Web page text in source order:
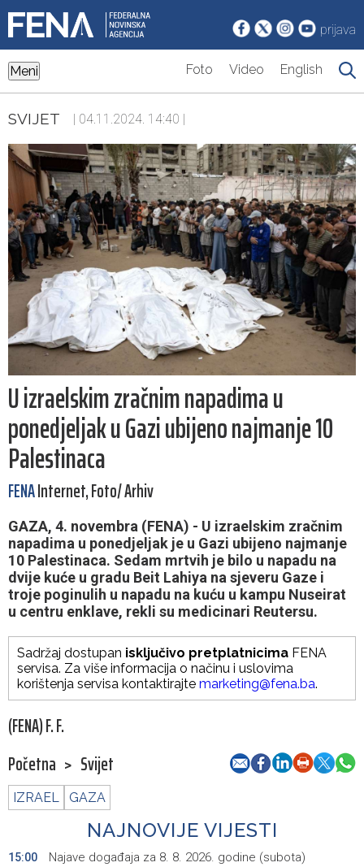
prijava
Meni Foto Video English
SVIJET | 04.11.2024. 14:40 |
U izraelskim zračnim napadima u
ponedjeljak u Gazi ubijeno najmanje 10
Palestinaca
FENAInternet, Foto/ Arhiv
GAZA, 4. novembra (FENA) - U izraelskim zračnim
napadima u ponedjeljak je u Gazi ubijeno najmanje
10 Palestinaca. Sedam mrtvih je bilo u napadu na
dvije kuće u gradu Beit Lahiya na sjeveru Gaze i
troje poginulih u napadu na kuću u kampu Nuseirat
u centru enklave, rekli su medicinari Reutersu.
Sadržaj dostupan isključivo pretplatnicima FENA
servisa. Za više informacija o načinu i uslovima
korištenja servisa kontaktirajte marketing@fena.ba.
(FENA) F. F.
Početna > Svijet
IZRAEL GAZA
NAJNOVIJE VIJESTI
15:00 Najave događaja za 8. 8. 2026. godine (subota)